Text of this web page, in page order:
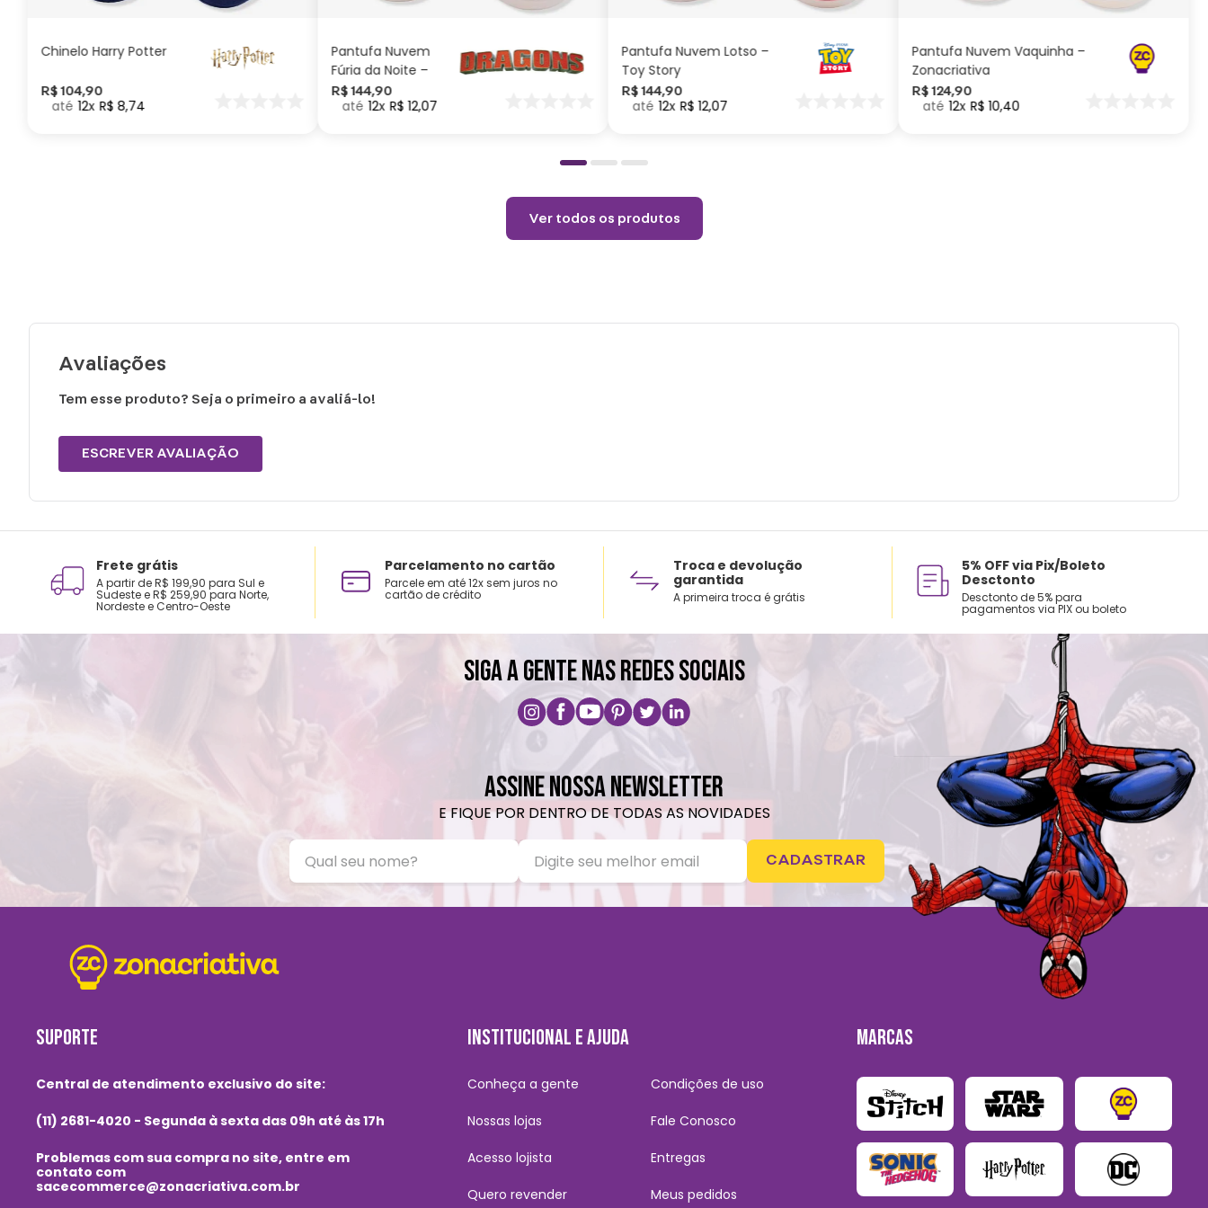
altura, sendo maior que uma minifigura LEGO
Altura aproximada: 8–9cm | Material: Plástico e
Chinelo Harry Potter
R$ 104,90
12 R$ 8,74
Pantufa Nuvem
Fúria da Noite –
Como Treinar
seu Dragão
R$ 144,90
12 R$ 12,07
Pantufa Nuvem Lotso –
Toy Story
R$ 144,90
12 R$ 12,07
Pantufa Nuvem Vaquinha –
Zonacriativa
R$ 124,90
12 R$ 10,40
Ver todos os produtos
Avaliações
Tem esse produto? Seja o primeiro a avaliá-lo!
ESCREVER AVALIAÇÃO
Frete grátis
A partir de R$ 199,90 para Sul e
Sudeste e R$ 259,90 para Norte,
Nordeste e Centro-Oeste
Parcelamento no cartão
Parcele em até 12x sem juros no
cartão de crédito
Troca e devolução
garantida
A primeira troca é grátis
5% OFF via Pix/Boleto
Desctonto
Desctonto de 5% para
pagamentos via PIX ou boleto
SIGA A GENTE NAS REDES SOCIAIS
ASSINE NOSSA NEWSLETTER
E FIQUE POR DENTRO DE TODAS AS NOVIDADES
CADASTRAR
SUPORTE
Central de atendimento exclusivo do site:
(11) 2681-4020 - Segunda à sexta das 09h até às 17h
Problemas com sua compra no site, entre em
contato com
sacecommerce@zonacriativa.com.br
INSTITUCIONAL E AJUDA
Conheça a gente
Nossas lojas
Acesso lojista
Quero revender
Condições de uso
Fale Conosco
Entregas
Meus pedidos
MARCAS